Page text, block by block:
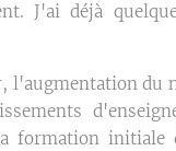
J'ai déjà
l'augmentation du
formation initiale